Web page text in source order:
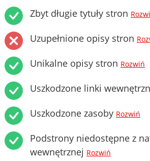
Zbyt długie tytuły stron
Uzupełnione opisy stron
Unikalne opisy stron Rozwiń
Uszkodzone linki
Uszkodzone zasoby Rozwiń
Podstrony niedostępne z
wewnętrznej Rozwiń